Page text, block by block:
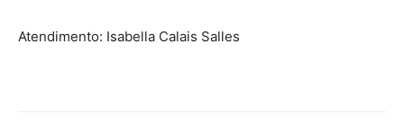
Atendimento: Isabella Calais Salles